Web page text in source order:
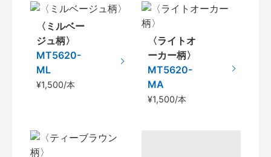
〈ミルベー
ジュ柄〉
MT5620-
ML
¥1,500/本
〈ライトオ
ーカー柄〉
MT5620-
MA
¥1,500/本